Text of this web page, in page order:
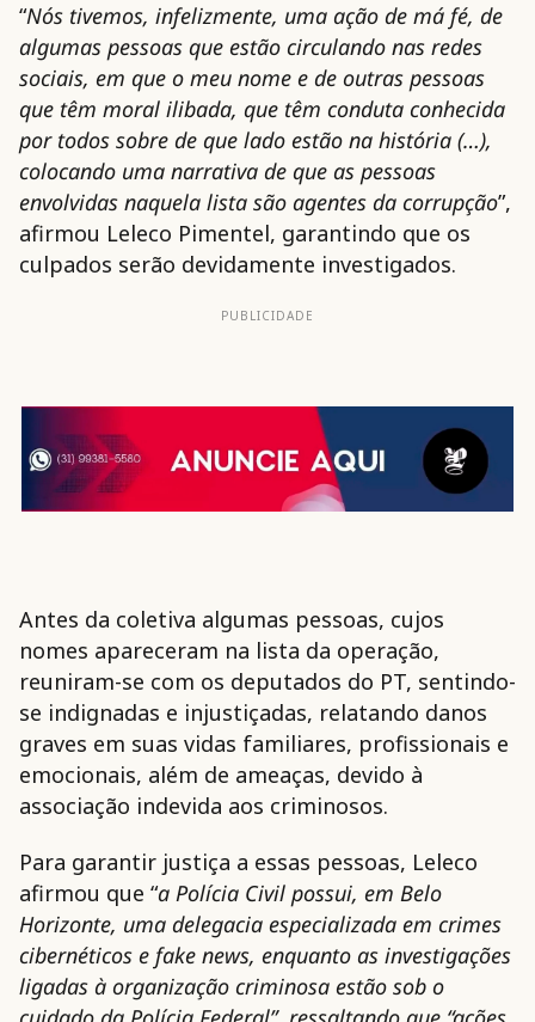
“Nós tivemos, infelizmente, uma ação de má fé, de
algumas pessoas que estão circulando nas redes
sociais, em que o meu nome e de outras pessoas
que têm moral ilibada, que têm conduta conhecida
por todos sobre de que lado estão na história (…),
colocando uma narrativa de que as pessoas
envolvidas naquela lista são agentes da corrupção”,
afirmou Leleco Pimentel, garantindo que os
culpados serão devidamente investigados.
PUBLICIDADE
Antes da coletiva algumas pessoas, cujos
nomes apareceram na lista da operação,
reuniram-se com os deputados do PT, sentindo-
se indignadas e injustiçadas, relatando danos
graves em suas vidas familiares, profissionais e
emocionais, além de ameaças, devido à
associação indevida aos criminosos.
Para garantir justiça a essas pessoas, Leleco
afirmou que “a Polícia Civil possui, em Belo
Horizonte, uma delegacia especializada em crimes
cibernéticos e fake news, enquanto as investigações
ligadas à organização criminosa estão sob o